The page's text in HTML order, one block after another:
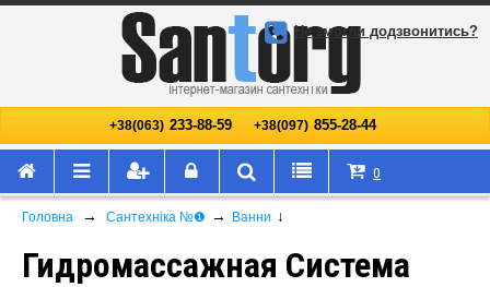
+38(063) 233-88-59 +38(097) 855-28-44
Не змогли додзвонитись?
0
Головна → Сантехніка №❶ → Ванни ↓
Гидромассажная Система